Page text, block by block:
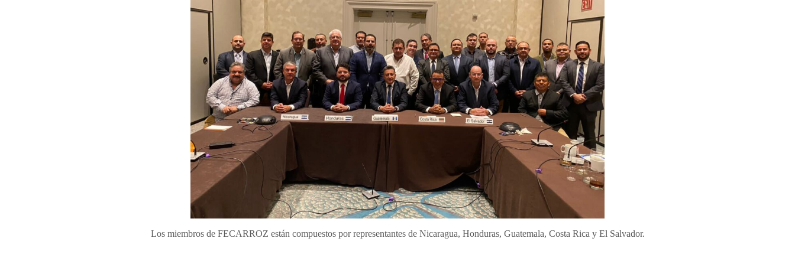
Los miembros de FECARROZ están compuestos por representantes de Nicaragua, Honduras, Guatemala, Costa Rica y El Salvador.